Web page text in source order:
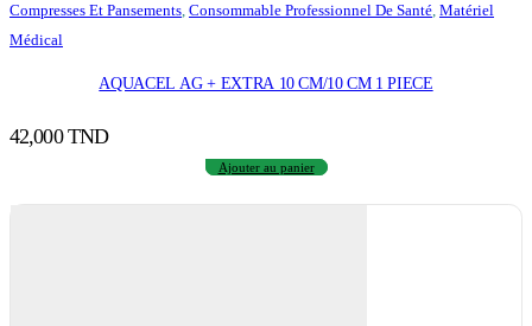
Compresses Et Pansements, Consommable Professionnel De Santé, Matériel
Médical
AQUACEL AG + EXTRA 10 CM/10 CM 1 PIECE
42,000TND
Ajouter au panier